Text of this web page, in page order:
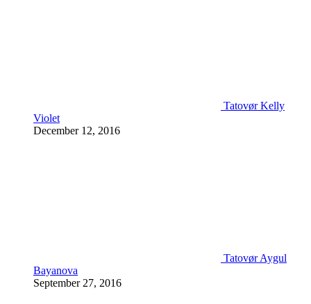
Tatovør Kelly
Violet
December 12, 2016
Tatovør Aygul
Bayanova
September 27, 2016